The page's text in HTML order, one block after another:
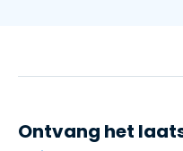
Ontvang het